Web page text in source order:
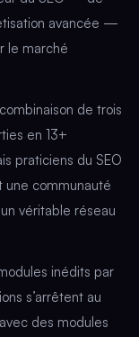
avancée —
le marché
de trois
en 13+
praticiens du SEO
une communauté
véritable réseau
inédits par
s’arrêtent au
des modules